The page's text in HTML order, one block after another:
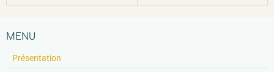
MENU
Présentation